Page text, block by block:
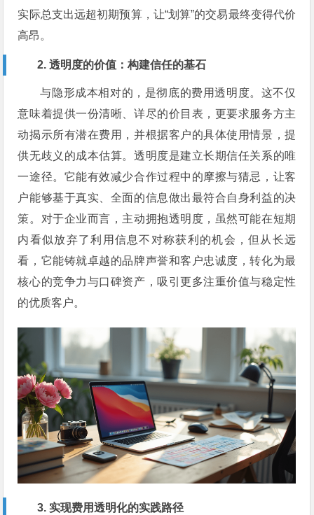
实际总支出远超初期预算，让“划算”的交易最终变得代价
高昂。
2. 透明度的价值：构建信任的基石
与隐形成本相对的，是彻底的费用透明度。这不仅
意味着提供一份清晰、详尽的价目表，更要求服务方主
动揭示所有潜在费用，并根据客户的具体使用情景，提
供无歧义的成本估算。透明度是建立长期信任关系的唯
一途径。它能有效减少合作过程中的摩擦与猜忌，让客
户能够基于真实、全面的信息做出最符合自身利益的决
策。对于企业而言，主动拥抱透明度，虽然可能在短期
内看似放弃了利用信息不对称获利的机会，但从长远
看，它能铸就卓越的品牌声誉和客户忠诚度，转化为最
核心的竞争力与口碑资产，吸引更多注重价值与稳定性
的优质客户。
3. 实现费用透明化的实践路径